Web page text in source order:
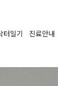
터일기 진료안내